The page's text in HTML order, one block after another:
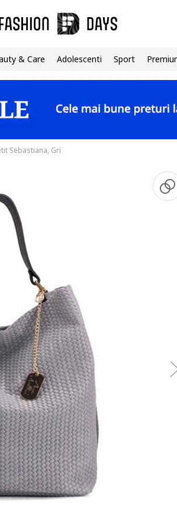
& Care Adolescenti Sport
Sebastiana, Gri